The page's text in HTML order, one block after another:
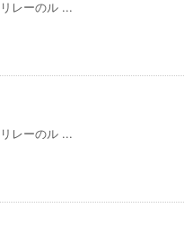
レーのル ...
レーのル ...